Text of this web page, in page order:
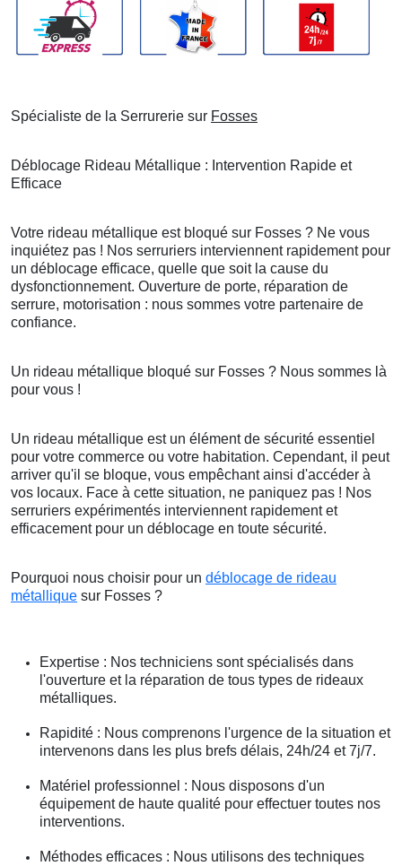
Spécialiste de la Serrurerie sur Fosses
Déblocage Rideau Métallique : Intervention Rapide et
Efficace
Votre rideau métallique est bloqué sur Fosses ? Ne vous
inquiétez pas ! Nos serruriers interviennent rapidement pour
un déblocage efficace, quelle que soit la cause du
dysfonctionnement. Ouverture de porte, réparation de
serrure, motorisation : nous sommes votre partenaire de
confiance.
Un rideau métallique bloqué sur Fosses ? Nous sommes là
pour vous !
Un rideau métallique est un élément de sécurité essentiel
pour votre commerce ou votre habitation. Cependant, il peut
arriver qu'il se bloque, vous empêchant ainsi d'accéder à
vos locaux. Face à cette situation, ne paniquez pas ! Nos
serruriers expérimentés interviennent rapidement et
efficacement pour un déblocage en toute sécurité.
Pourquoi nous choisir pour un déblocage de rideau
métallique sur Fosses ?
Expertise : Nos techniciens sont spécialisés dans
l'ouverture et la réparation de tous types de rideaux
métalliques.
Rapidité : Nous comprenons l'urgence de la situation et
intervenons dans les plus brefs délais, 24h/24 et 7j/7.
Matériel professionnel : Nous disposons d'un
équipement de haute qualité pour effectuer toutes nos
interventions.
Méthodes efficaces : Nous utilisons des techniques